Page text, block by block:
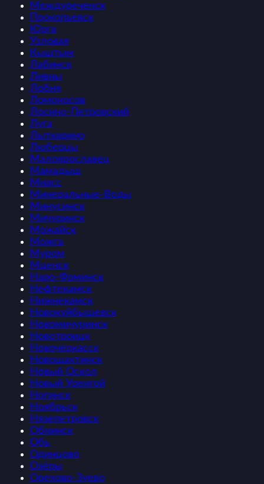
Междуреченск
Прокопьевск
Юрга
Узловая
Кыштым
Лабинск
Ливны
Лобня
Ломоносов
Лосино-Петровский
Луга
Лыткарино
Люберцы
Малоярославец
Мамадыш
Миасс
Минеральные-Воды
Минусинск
Мичуринск
Можайск
Можга
Муром
Мценск
Наро-Фоминск
Нефтекамск
Нижнекамск
Новокуйбышевск
Новомичуринск
Новотроицк
Новочеркасск
Новошахтинск
Новый Оскол
Новый Уренгой
Ногинск
Ноябрьск
Нязепетровск
Обнинск
Обь
Одинцово
Озёры
Орехово-Зуево